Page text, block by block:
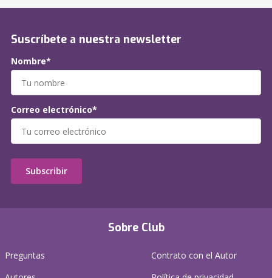
Sobre Club
Preguntas
Contrato con el Autor
Suscríbete a nuestra newsletter
Nombre*
Correo electrónico*
Subscribir